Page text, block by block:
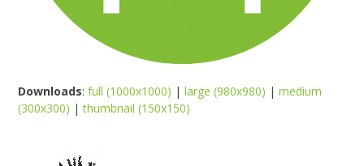
Downloads:full (1000x1000) |large (980x980) |medium
(300x300) |thumbnail (150x150)